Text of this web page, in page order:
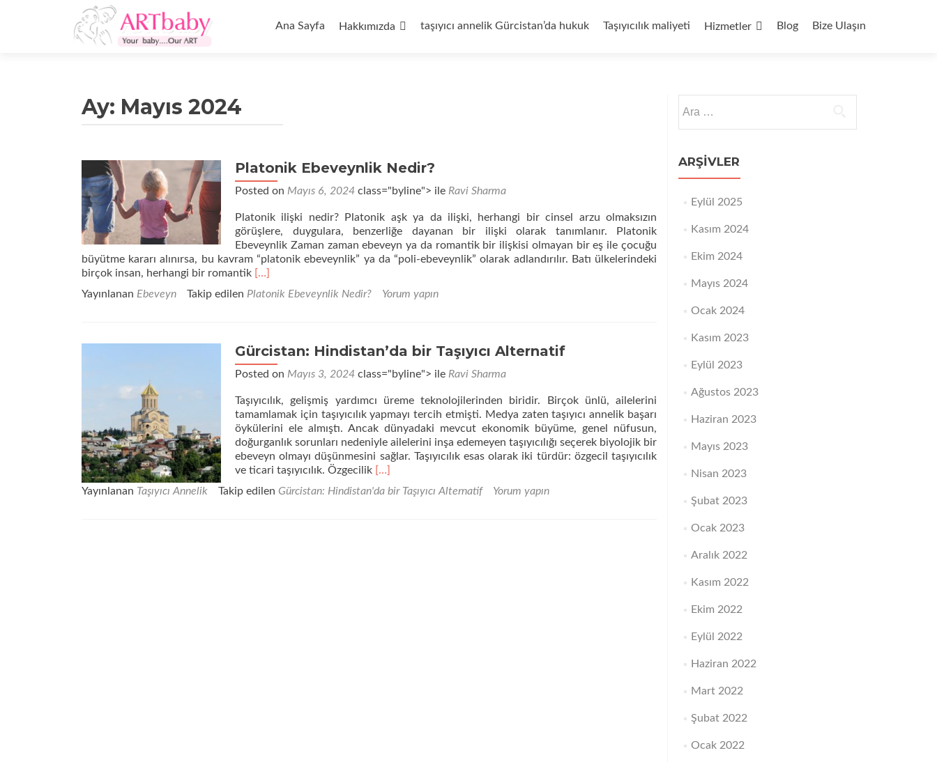
geç
Ana Sayfa Hakkımızda taşıyıcı annelik Gürcistan’da hukuk Taşıyıcılık maliyeti Hizmetler Blog Bize Ulaşın
Ay: Mayıs 2024
Platonik Ebeveynlik Nedir?
Posted on Mayıs 6, 2024 class="byline"> ile Ravi Sharma
Platonik ilişki nedir? Platonik aşk ya da ilişki, herhangi bir cinsel arzu olmaksızın
görüşlere, duygulara, benzerliğe dayanan bir ilişki olarak tanımlanır. Platonik
Ebeveynlik Zaman zaman ebeveyn ya da romantik bir ilişkisi olmayan bir eş ile çocuğu
büyütme kararı alınırsa, bu kavram “platonik ebeveynlik” ya da “poli-ebeveynlik” olarak adlandırılır. Batı ülkelerindeki
birçok insan, herhangi bir romantik Daha
okuyunPlatonik
[…]
Yayınlanan Ebeveyn Takip edilen Platonik Ebeveynlik Nedir? Yorum yapın
Gürcistan: Hindistan’da bir Taşıyıcı Alternatif
Posted on Mayıs 3, 2024 class="byline"> ile Ravi Sharma
Taşıyıcılık, gelişmiş yardımcı üreme teknolojilerinden biridir. Birçok ünlü, ailelerini
tamamlamak için taşıyıcılık yapmayı tercih etmişti. Medya zaten taşıyıcı annelik başarı
öykülerini ele almıştı. Ancak dünyadaki mevcut ekonomik büyüme, genel nüfusun,
doğurganlık sorunları nedeniyle ailelerini inşa edemeyen taşıyıcılığı seçerek biyolojik bir
ebeveyn olmayı düşünmesini sağlar. Taşıyıcılık esas olarak iki türdür: özgecil taşıyıcılık
ve ticari taşıyıcılık. Özgecilik Daha
okuyunGürcistan:
[…]
Yayınlanan Taşıyıcı Annelik Takip edilen Gürcistan: Hindistan'da bir Taşıyıcı Alternatif Yorum yapın
ARŞIVLER
Eylül 2025
Kasım 2024
Ekim 2024
Mayıs 2024
Ocak 2024
Kasım 2023
Eylül 2023
Ağustos 2023
Haziran 2023
Mayıs 2023
Nisan 2023
Şubat 2023
Ocak 2023
Aralık 2022
Kasım 2022
Ekim 2022
Eylül 2022
Haziran 2022
Mart 2022
Şubat 2022
Ocak 2022